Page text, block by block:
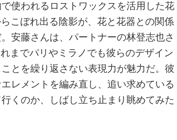
使われるロストワックスを活用した花
こぼれ出る陰影が、花と花器との関係
安藤さんは、パートナーの林登志也さ
までパリやミラノでも彼らのデザイン
とを繰り返さない表現力が魅力だ。彼
レメントを編み直し、追い求めている
くのか、しばし立ち止まり眺めてみた